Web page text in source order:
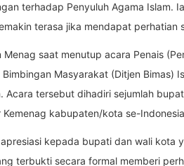
terhadap Penyuluh Agama Islam.
terasa jika mendapat perhatian
Menag saat menutup acara Penais
Masyarakat (Ditjen Bimas)
Acara tersebut dihadiri sejumlah
kabupaten/kota se-
kepada bupati dan wali kota
terbukti secara formal memberi